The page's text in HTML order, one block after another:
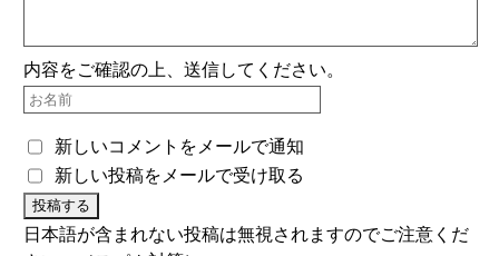
内容をご確認の上、送信してください。
新しいコメントをメールで通知
新しい投稿をメールで受け取る
日本語が含まれない投稿は無視されますのでご注意くだ